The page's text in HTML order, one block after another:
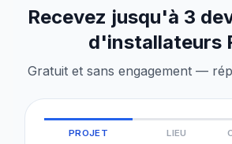
Recevez jusqu'à 3
d'installateurs
Gratuit et sans engagement —
PROJET LIEU